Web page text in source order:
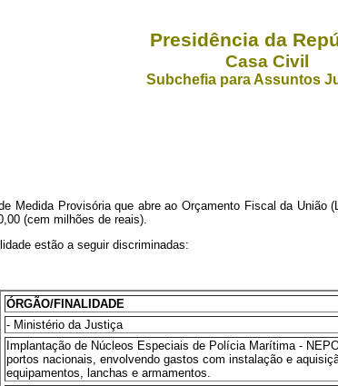
Presidência da
Casa Civil
Subchefia para Assuntos
Medida Provisória que abre ao Orçamento Fiscal da
(cem milhões de reais).
estão a seguir discriminadas:
ÓRGÃO/FINALIDADE
- Ministério da Justiça
Implantação de Núcleos Especiais de Polícia Marítima -
portos nacionais, envolvendo gastos com instalação e
equipamentos, lanchas e armamentos.